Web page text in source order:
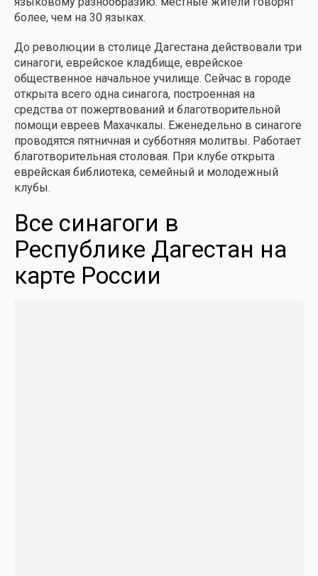
более, чем на 30 языках.
До революции в столице Дагестана действовали три
синагоги, еврейское кладбище, еврейское
общественное начальное училище. Сейчас в городе
открыта всего одна синагога, построенная на
средства от пожертвований и благотворительной
помощи евреев Махачкалы. Еженедельно в синагоге
проводятся пятничная и субботняя молитвы. Работает
благотворительная столовая. При клубе открыта
еврейская библиотека, семейный и молодежный
клубы.
Все синагоги в
Республике Дагестан на
карте России